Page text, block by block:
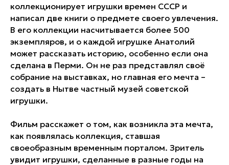
коллекционирует игрушки времен СССР и
написал две книги о предмете своего увлечения.
В его коллекции насчитывается более 500
экземпляров, и о каждой игрушке Анатолий
может рассказать историю, особенно если она
сделана в Перми. Он не раз представлял своё
собрание на выставках, но главная его мечта –
создать в Нытве частный музей советской
игрушки.
Фильм расскажет о том, как возникла эта мечта,
как появлялась коллекция, ставшая
своеобразным временным порталом. Зритель
увидит игрушки, сделанные в разные годы на